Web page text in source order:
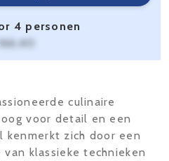
4 personen
166,40
culinaire
voor detail en een
kenmerkt zich door een
klassieke technieken